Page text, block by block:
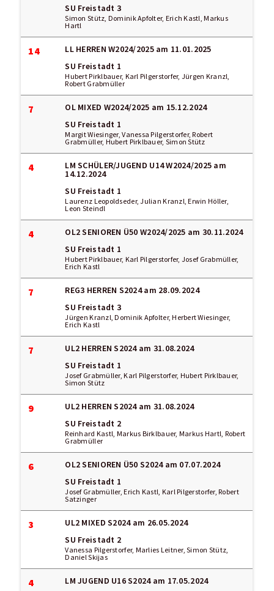
SU Freistadt 3
Simon Stütz, Dominik Apfolter, Erich Kastl, Markus
Hartl
14 LL HERREN W2024/2025am 11.01.2025
SU Freistadt 1
Hubert Pirklbauer, Karl Pilgerstorfer, Jürgen Kranzl,
Robert Grabmüller
7 OL MIXED W2024/2025 am 15.12.2024
SU Freistadt 1
Margit Wiesinger, Vanessa Pilgerstorfer, Robert
Grabmüller, Hubert Pirklbauer, Simon Stütz
4 LM SCHÜLER/JUGEND U14 W2024/2025 am
14.12.2024
SU Freistadt 1
Laurenz Leopoldseder, Julian Kranzl, Erwin Höller,
Leon Steindl
4 OL2 SENIOREN Ü50 W2024/2025 am 30.11.2024
SU Freistadt 1
Hubert Pirklbauer, Karl Pilgerstorfer, Josef Grabmüller,
Erich Kastl
7 REG3 HERREN S2024am 28.09.2024
SU Freistadt 3
Jürgen Kranzl, Dominik Apfolter, Herbert Wiesinger,
Erich Kastl
7 UL2 HERREN S2024am 31.08.2024
SU Freistadt 1
Josef Grabmüller, Karl Pilgerstorfer, Hubert Pirklbauer,
Simon Stütz
9 UL2 HERREN S2024am 31.08.2024
SU Freistadt 2
Reinhard Kastl, Markus Birklbauer, Markus Hartl, Robert
Grabmüller
6 OL2 SENIOREN Ü50 S2024am 07.07.2024
SU Freistadt 1
Josef Grabmüller, Erich Kastl, Karl Pilgerstorfer, Robert
Satzinger
3 UL2 MIXED S2024am 26.05.2024
SU Freistadt 2
Vanessa Pilgerstorfer, Marlies Leitner, Simon Stütz,
Daniel Skijas
4 LM JUGEND U16 S2024am 17.05.2024